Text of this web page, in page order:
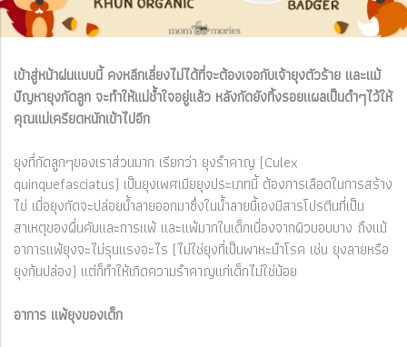
เข้าสู่หน้าฝนแบบนี้ คงหลีกเลี่ยงไม่ได้ที่จะต้องเจอกับเจ้ายุงตัวร้าย และแม้
ปัญหายุงกัดลูก จะทำให้แม่ช้ำใจอยู่แล้ว หลังกัดยังทิ้งรอยแผลเป็นดำๆไว้ให้
คุณแม่เครียดหนักเข้าไปอีก
ยุงที่กัดลูกๆของเราส่วนมาก เรียกว่า ยุงรำคาญ (Culex
quinquefasciatus) เป็นยุงเพศเมียยุงประเภทนี้ ต้องการเลือดในการสร้าง
ไข่ เมื่อยุงกัดจะปล่อยน้ำลายออกมาซึ่งในน้ำลายนี้เองมีสารโปรตีนที่เป็น
สาเหตุของผื่นคันและการแพ้ และแพ้มากในเด็กเนื่องจากผิวบอบบาง ถึงแม้
อาการแพ้ยุงจะไม่รุนแรงอะไร (ไม่ใช่ยุงที่เป็นพาหะนำโรค เช่น ยุงลายหรือ
ยุงก้นปล่อง) แต่ก็ทำให้เกิดความรำคาญแก่เด็กไม่ใช่น้อย
อาการ แพ้ยุงของเด็ก